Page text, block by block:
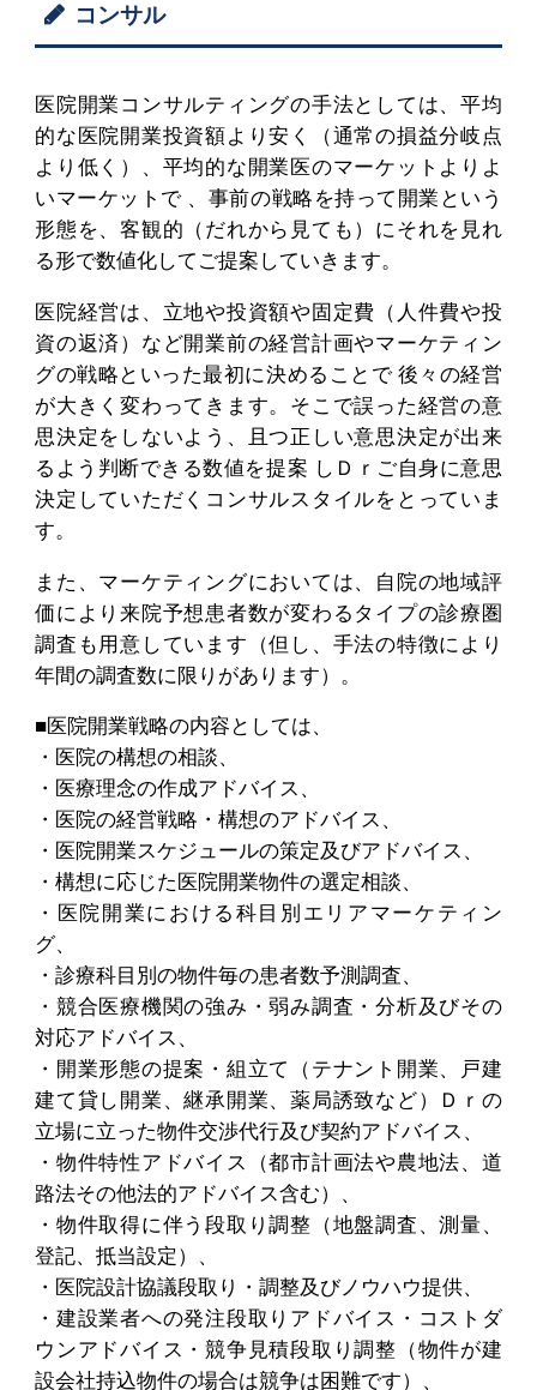
コンサル
医院開業コンサルティングの手法としては、平均
的な医院開業投資額より安く（通常の損益分岐点
より低く）、平均的な開業医のマーケットよりよ
いマーケットで 、事前の戦略を持って開業という
形態を、客観的（だれから見ても）にそれを見れ
る形で数値化してご提案していきます。
医院経営は、立地や投資額や固定費（人件費や投
資の返済）など開業前の経営計画やマーケティン
グの戦略といった最初に決めることで 後々の経営
が大きく変わってきます。そこで誤った経営の意
思決定をしないよう、且つ正しい意思決定が出来
るよう判断できる数値を提案 しＤｒご自身に意思
決定していただくコンサルスタイルをとっていま
す。
また、マーケティングにおいては、自院の地域評
価により来院予想患者数が変わるタイプの診療圏
調査も用意しています（但し、手法の特徴により
年間の調査数に限りがあります）。
■医院開業戦略の内容としては、
・医院の構想の相談、
・医療理念の作成アドバイス、
・医院の経営戦略・構想のアドバイス、
・医院開業スケジュールの策定及びアドバイス、
・構想に応じた医院開業物件の選定相談、
・医院開業における科目別エリアマーケティン
グ、
・診療科目別の物件毎の患者数予測調査、
・競合医療機関の強み・弱み調査・分析及びその
対応アドバイス、
・開業形態の提案・組立て（テナント開業、戸建
建て貸し開業、継承開業、薬局誘致など）Ｄｒの
立場に立った物件交渉代行及び契約アドバイス、
・物件特性アドバイス（都市計画法や農地法、道
路法その他法的アドバイス含む）、
・物件取得に伴う段取り調整（地盤調査、測量、
登記、抵当設定）、
・医院設計協議段取り・調整及びノウハウ提供、
・建設業者への発注段取りアドバイス・コストダ
ウンアドバイス・競争見積段取り調整（物件が建
設会社持込物件の場合は競争は困難です）、